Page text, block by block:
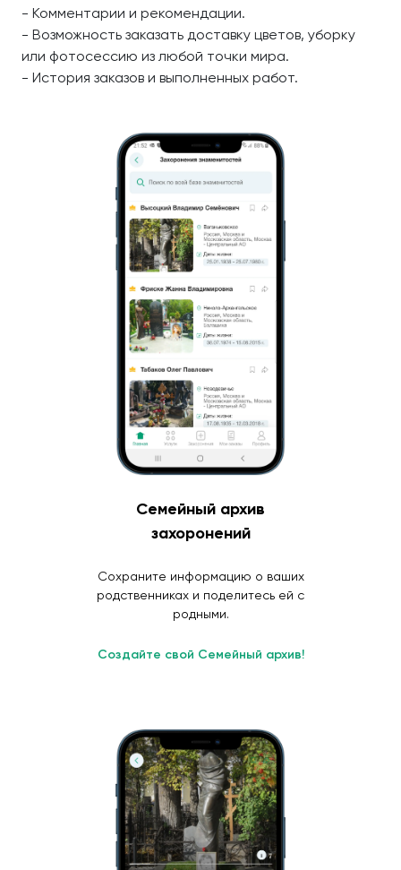
- Комментарии и рекомендации.
- Возможность заказать доставку цветов, уборку
или фотосессию из любой точки мира.
- История заказов и выполненных работ.
Семейный архив
захоронений
Сохраните информацию о ваших
родственниках и поделитесь ей с
родными.
Создайте свой Семейный архив!